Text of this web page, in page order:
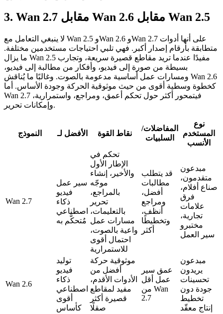
3. Wan 2.7 مقابل Wan 2.6 مقابل Wan 2.5
لا ينبغي التعامل مع Wan 2.5 وWan 2.6 وWan 2.7 على أنها أدوات
متطابقة بأرقام إصدار أكبر. فهي تلبي احتياجات مستخدمين مختلفة.
ما يزال Wan 2.5 مفيدًا عندما تريد مقاطع قصيرة سريعة، وتجارب
بسيطة من صورة إلى فيديو، وأفكار من مطالبة إلى فيديو،
ومسارات عمل أساسية مدعومة بالصوت. وغالبًا ما يُناقش Wan 2.6
كخطوة وسطية أقوى من حيث موثوقية الحركة وجودة الأساس. أما
Wan 2.7 فيتمحور أكثر حول تحكم أعمق، ومراجع، واستمرارية،
وإمكانات تحرير.
النموذج الأفضل لـ نقاط القوة
المفاضلات/
السلبيات
نوع
المستخدم
الأنسب
Wan 2.7
سير عمل
فيديو
ذكاء
اصطناعي
مُتحكَّم به
تحكم في
الإطار الأول
والأخير، إنشاء
موجّه
بالمراجع،
تحرير
بالتعليمات،
مسارات عمل
واعية بالصوت،
احتمال أقوى
للاستمرارية
قد يتطلب
مطالبات
أفضل،
ومراجع
أنظف،
وتخطيطًا
أكثر
مبدعون
متقدمون،
صناع أفلام،
فرق
علامات
تجارية،
مختبرو
سير العمل
Wan 2.6
توليد
فيديو
ذكاء
اصطناعي
أقوى
كأساس
موثوقية حركة
أفضل من
الأدوات الأقدم،
مفيد لمقاطع
قصيرة أكثر
صقلًا
عمق سير
عمل أقل
من Wan
2.7
مبدعون
يريدون
تحسينات
جودة دون
تخطيط
إنتاج معقّد